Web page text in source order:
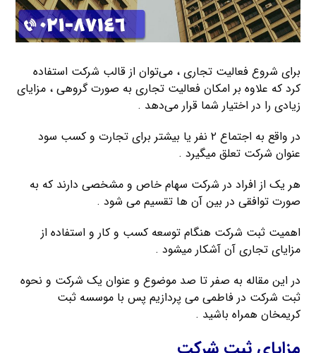
برای شروع فعالیت تجاری ، می‌توان از قالب شرکت استفاده
کرد که علاوه بر امکان فعالیت تجاری به صورت گروهی ، مزایای
زیادی را در اختیار شما قرار می‌دهد .
در واقع به اجتماع ۲ نفر یا بیشتر برای تجارت و کسب سود
عنوان شرکت تعلق میگیرد .
هر یک از افراد در شرکت سهام خاص و مشخصی دارند که به
صورت توافقی در بین آن ها تقسیم می شود .
اهمیت ثبت شرکت هنگام توسعه کسب و کار و استفاده از
مزایای تجاری آن آشکار میشود .
در این مقاله به صفر تا صد موضوع و عنوان یک شرکت و نحوه
ثبت شرکت در فاطمی می پردازیم پس با موسسه ثبت
کریمخان همراه باشید .